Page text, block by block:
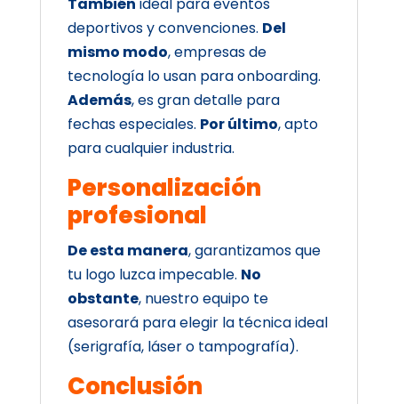
También ideal para eventos
deportivos y convenciones. Del
mismo modo, empresas de
tecnología lo usan para onboarding.
Además, es gran detalle para
fechas especiales. Por último, apto
para cualquier industria.
Personalización
profesional
De esta manera, garantizamos que
tu logo luzca impecable. No
obstante, nuestro equipo te
asesorará para elegir la técnica ideal
(serigrafía, láser o tampografía).
Conclusión